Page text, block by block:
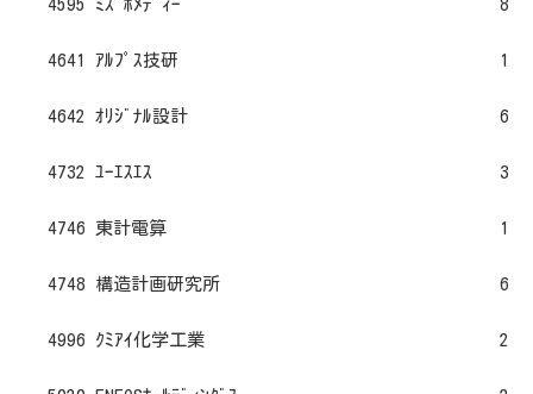
4595 ﾐｽﾞﾎﾒﾃﾞｨｰ 8
4641 ｱﾙﾌﾟｽ技研 1
4642 ｵﾘｼﾞﾅﾙ設計 6
4732 ﾕｰｴｽｴｽ 3
4746 東計電算 1
4748 構造計画研究所 6
4996 ｸﾐｱｲ化学工業 2